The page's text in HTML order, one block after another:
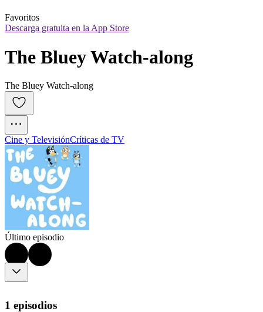
Favoritos
Descarga gratuita en la App Store
The Bluey Watch-along
The Bluey Watch-along
Cine y TelevisiónCríticas de TV
Último episodio
1 episodios